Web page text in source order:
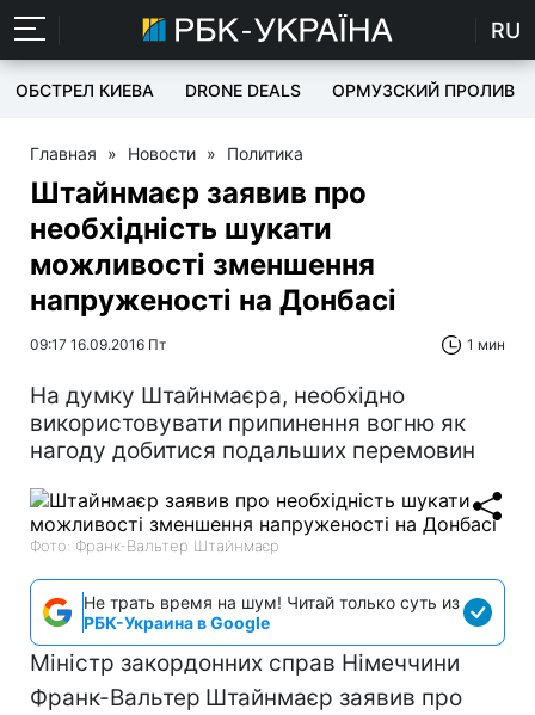
RU
ОБСТРЕЛ КИЕВА DRONE DEALS ОРМУЗСКИЙ ПРОЛИВ
Главная » Новости » Политика
Штайнмаєр заявив про
необхідність шукати
можливості зменшення
напруженості на Донбасі
09:17 16.09.2016 Пт 1 мин
На думку Штайнмаєра, необхідно
використовувати припинення вогню як
нагоду добитися подальших перемовин
Фото: Франк-Вальтер Штайнмаєр
Не трать время на шум! Читай только суть из
РБК-Украина в Google
Міністр закордонних справ Німеччини
Франк-Вальтер Штайнмаєр заявив про